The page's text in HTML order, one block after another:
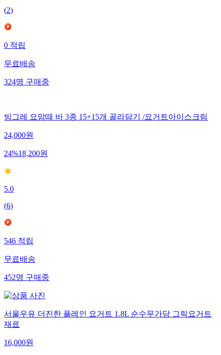
(2)
0적립
무료배송
324명구매중
빙그레 요맘때 바 3종 15+15개 골라담기 /요거트아이스크림
24,000원
24%18,200원
5.0
(6)
546적립
무료배송
452명구매중
서울우유 더진한 플레인 요거트 1.8L 순수무가당 그릭요거트
재료
16,000원